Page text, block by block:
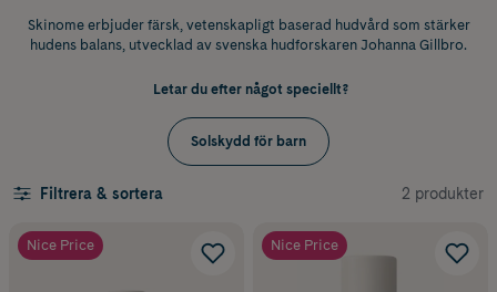
Skinome erbjuder färsk, vetenskapligt baserad hudvård som stärker
hudens balans, utvecklad av svenska hudforskaren Johanna Gillbro.
Letar du efter något speciellt?
Solskydd för barn
Filtrera & sortera 2 produkter
Nice Price Nice Price